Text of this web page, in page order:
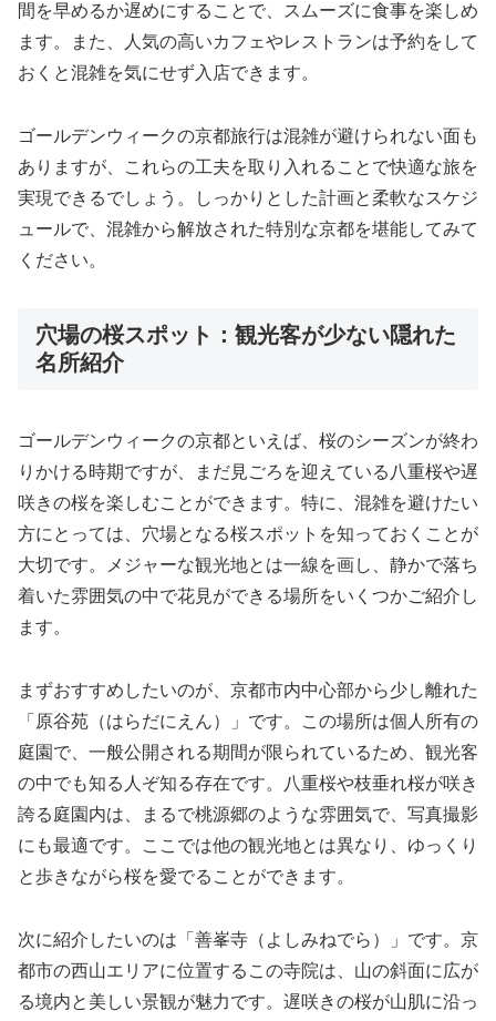
間を早めるか遅めにすることで、スムーズに食事を楽しめ
ます。また、人気の高いカフェやレストランは予約をして
おくと混雑を気にせず入店できます。
ゴールデンウィークの京都旅行は混雑が避けられない面も
ありますが、これらの工夫を取り入れることで快適な旅を
実現できるでしょう。しっかりとした計画と柔軟なスケジ
ュールで、混雑から解放された特別な京都を堪能してみて
ください。
穴場の桜スポット：観光客が少ない隠れた
名所紹介
ゴールデンウィークの京都といえば、桜のシーズンが終わ
りかける時期ですが、まだ見ごろを迎えている八重桜や遅
咲きの桜を楽しむことができます。特に、混雑を避けたい
方にとっては、穴場となる桜スポットを知っておくことが
大切です。メジャーな観光地とは一線を画し、静かで落ち
着いた雰囲気の中で花見ができる場所をいくつかご紹介し
ます。
まずおすすめしたいのが、京都市内中心部から少し離れた
「原谷苑（はらだにえん）」です。この場所は個人所有の
庭園で、一般公開される期間が限られているため、観光客
の中でも知る人ぞ知る存在です。八重桜や枝垂れ桜が咲き
誇る庭園内は、まるで桃源郷のような雰囲気で、写真撮影
にも最適です。ここでは他の観光地とは異なり、ゆっくり
と歩きながら桜を愛でることができます。
次に紹介したいのは「善峯寺（よしみねでら）」です。京
都市の西山エリアに位置するこの寺院は、山の斜面に広が
る境内と美しい景観が魅力です。遅咲きの桜が山肌に沿っ